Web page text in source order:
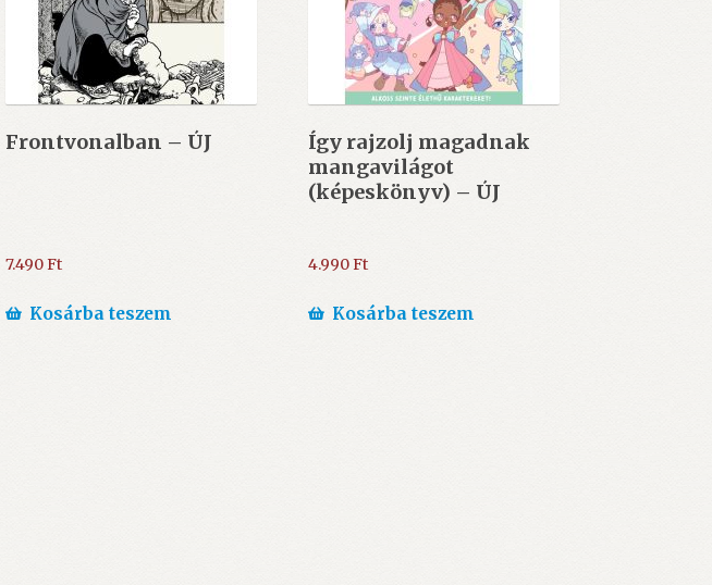
Frontvonalban – ÚJ
7.490Ft
Kosárba teszem
Így rajzolj magadnak
mangavilágot
(képeskönyv) – ÚJ
4.990Ft
Kosárba teszem